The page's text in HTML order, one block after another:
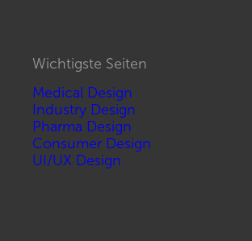
Wichtigste Seiten
Medical Design
Industry Design
Pharma Design
Consumer Design
UI/UX Design